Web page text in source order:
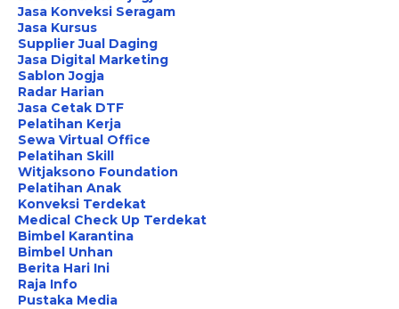
Jasa Konveksi Seragam
Jasa Kursus
Supplier Jual Daging
Jasa Digital Marketing
Sablon Jogja
Radar Harian
Jasa Cetak DTF
Pelatihan Kerja
Sewa Virtual Office
Pelatihan Skill
Witjaksono Foundation
Pelatihan Anak
Konveksi Terdekat
Medical Check Up Terdekat
Bimbel Karantina
Bimbel Unhan
Berita Hari Ini
Raja Info
Pustaka Media